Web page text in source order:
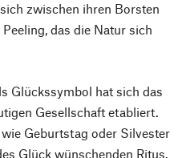
zwischen ihren Borsten
das die Natur sich
Glückssymbol hat sich das
Gesellschaft etabliert.
Geburtstag oder Silvester
Glück wünschenden Ritus.